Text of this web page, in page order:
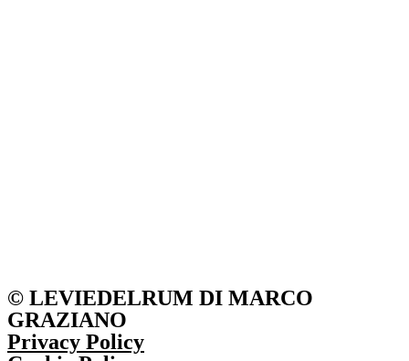
© LEVIEDELRUM DI MARCO
GRAZIANO
Privacy Policy